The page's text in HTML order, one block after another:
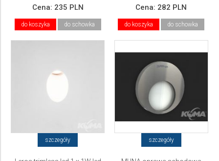
Cena: 235 PLN
do koszyka do schowka
Cena: 282 PLN
do koszyka do schowka
szczegóły szczegóły